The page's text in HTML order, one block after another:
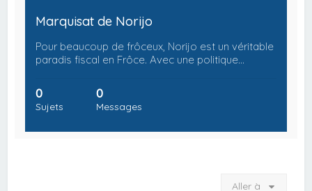
Marquisat de Norijo
Pour beaucoup de frôceux, Norijo est un véritable
paradis fiscal en Frôce. Avec une politique…
0
Sujets
0
Messages
Aller à